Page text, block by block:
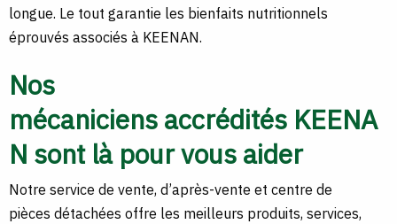
longue. Le tout garantie les bienfaits nutritionnels
éprouvés associés à KEENAN.
Nos
mécaniciens accrédités KEENA
N sont là pour vous aider
Notre service de vente, d’après-vente et centre de
pièces détachées offre les meilleurs produits, services,